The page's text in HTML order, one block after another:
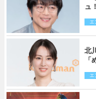
ュ
エ
北
エ